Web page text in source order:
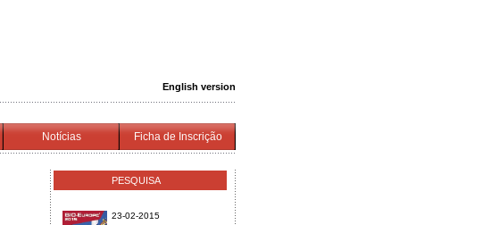
English version
Notícias Ficha de Inscrição
PESQUISA
23-02-2015